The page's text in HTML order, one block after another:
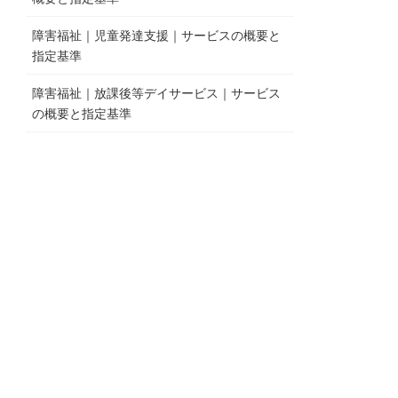
障害福祉｜児童発達支援｜サービスの概要と
指定基準
障害福祉｜放課後等デイサービス｜サービス
の概要と指定基準